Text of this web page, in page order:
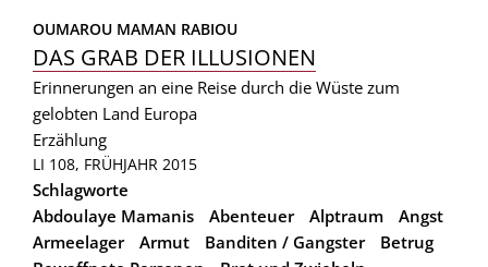
OUMAROU MAMAN RABIOU
DAS GRAB DER ILLUSIONEN
Erinnerungen an eine Reise durch die Wüste zum
gelobten Land Europa
Erzählung
LI 108, FRÜHJAHR 2015
Schlagworte
Abdoulaye Mamanis
Abenteuer Alptraum
Angst
Armeelager
Armut Banditen / Gangster
Betrug